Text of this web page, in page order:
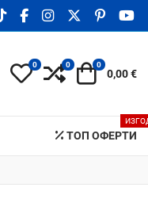
TIKTOK SOCIAL LINK
FACEBOOK SOCIAL
INSTAGRAM
X.COM
My Wishlist
0 Compare
0 Количка
0
0,00 €
ТОП ОФЕРТИ